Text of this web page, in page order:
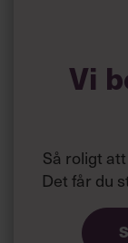
”Deras jobb är
slopade eller
svårast att hitta
Vi
Så roligt
Det får du